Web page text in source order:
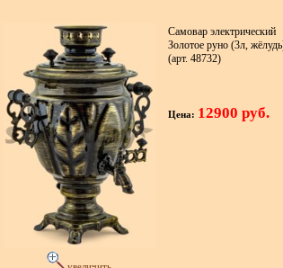
Самовар электрический
Золотое руно (3л,
(арт. 48732)
Цена: 12900 руб.